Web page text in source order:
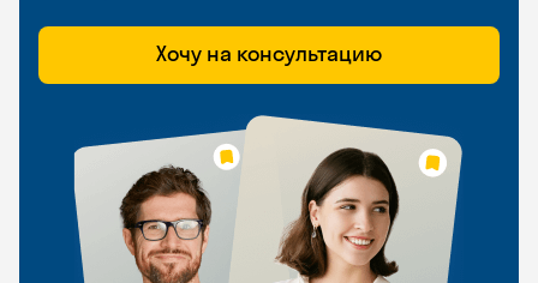
Хочу на консультацию